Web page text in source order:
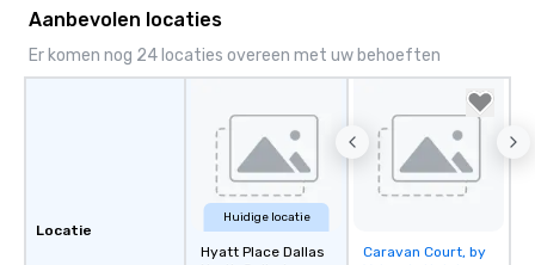
Aanbevolen locaties
Er komen nog 24 locaties overeen met uw behoeften
Locatie
Huidige locatie
Hyatt Place Dallas
Removed from
Caravan Court, by